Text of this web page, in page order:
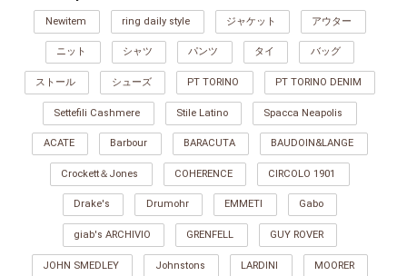
Newitem ring daily style ジャケット アウター
ニット シャツ パンツ タイ バッグ
ストール シューズ PT TORINO PT TORINO DENIM
Settefili Cashmere Stile Latino Spacca Neapolis
ACATE Barbour BARACUTA BAUDOIN&LANGE
Crockett＆Jones COHERENCE CIRCOLO 1901
Drake's Drumohr EMMETI Gabo
giab's ARCHIVIO GRENFELL GUY ROVER
JOHN SMEDLEY Johnstons LARDINI MOORER